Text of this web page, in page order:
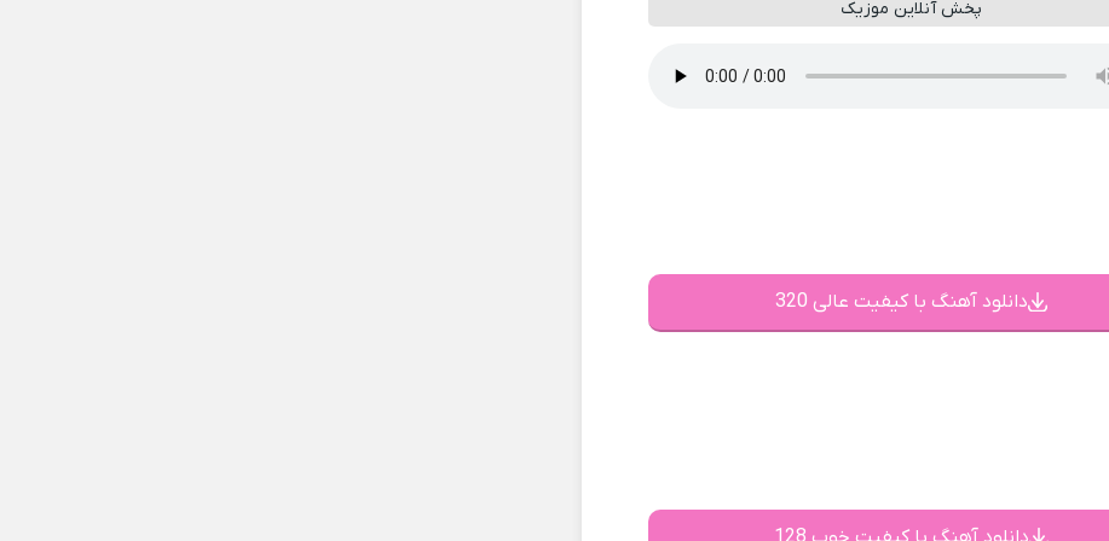
پخش آنلاین موزیک
دانلود آهنگ با کیفیت عالی 320